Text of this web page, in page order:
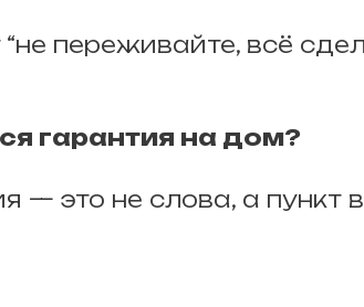
“не переживайте, всё
гарантия на дом?
— это не слова, а пункт